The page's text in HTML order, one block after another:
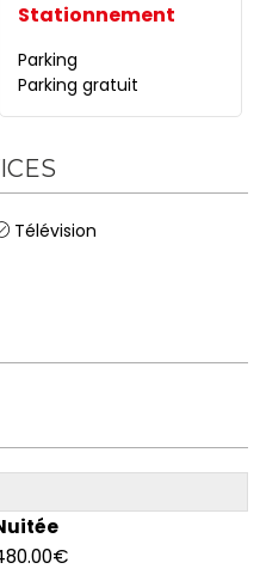
Stationnement
Parking
Parking gratuit
Télévision